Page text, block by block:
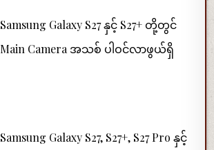
Samsung Galaxy S27 နှင့် S27+ တို့တွင်
Main Camera အသစ် ပါဝင်လာဖွယ်ရှိ
Samsung Galaxy S27, S27+, S27 Pro နှင့်